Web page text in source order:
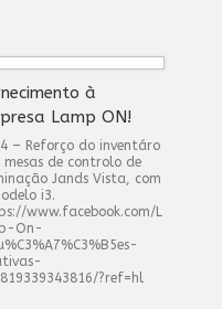
à
Lamp ON!
– Reforço do inventáro
mesas de controlo de
Jands Vista, com
i3.
www.facebook.com/L
On-
?ref=hl